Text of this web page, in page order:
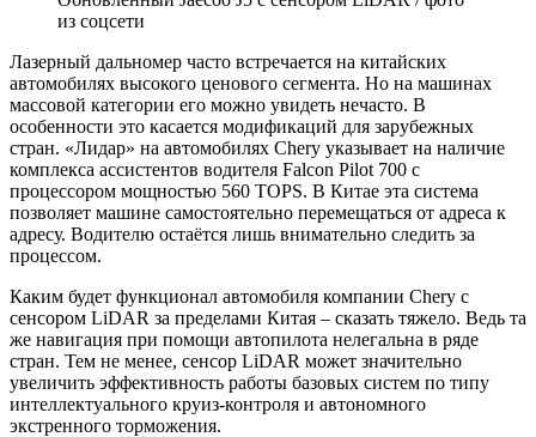
из соцсети
Лазерный дальномер часто встречается на китайских
автомобилях высокого ценового сегмента. Но на машинах
массовой категории его можно увидеть нечасто. В
особенности это касается модификаций для зарубежных
стран. «Лидар» на автомобилях Chery указывает на наличие
комплекса ассистентов водителя Falcon Pilot 700 с
процессором мощностью 560 TOPS. В Китае эта система
позволяет машине самостоятельно перемещаться от адреса к
адресу. Водителю остаётся лишь внимательно следить за
процессом.
Каким будет функционал автомобиля компании Chery с
сенсором LiDAR за пределами Китая – сказать тяжело. Ведь та
же навигация при помощи автопилота нелегальна в ряде
стран. Тем не менее, сенсор LiDAR может значительно
увеличить эффективность работы базовых систем по типу
интеллектуального круиз-контроля и автономного
экстренного торможения.